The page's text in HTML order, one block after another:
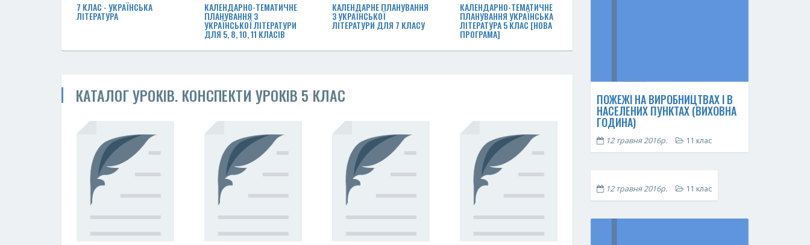
7 КЛАС - УКРАЇНСЬКА
ЛІТЕРАТУРА
КАЛЕНДАРНО-ТЕМАТИЧНЕ
ПЛАНУВАННЯ З
УКРАЇНСЬКОЇ ЛІТЕРАТУРИ
ДЛЯ 5, 8, 10, 11 КЛАСІВ
КАЛЕНДАРНЕ ПЛАНУВАННЯ
З УКРАЇНСЬКОЇ
ЛІТЕРАТУРИ ДЛЯ 7 КЛАСУ
КАЛЕНДАРНО-ТЕМАТИЧНЕ
ПЛАНУВАННЯ УКРАЇНСЬКА
ЛІТЕРАТУРА 5 КЛАС [НОВА
ПРОГРАМА]
КАТАЛОГ УРОКІВ. КОНСПЕКТИ УРОКІВ 5 КЛАС ПОЖЕЖІ НА ВИРОБНИЦТВАХ І В
НАСЕЛЕНИХ ПУНКТАХ (ВИХОВНА
ГОДИНА)
12 травня 2016р. 11 клас
12 травня 2016р. 11 клас